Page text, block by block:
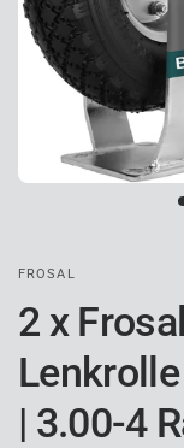
FROSAL
2 x
| 3.00-4